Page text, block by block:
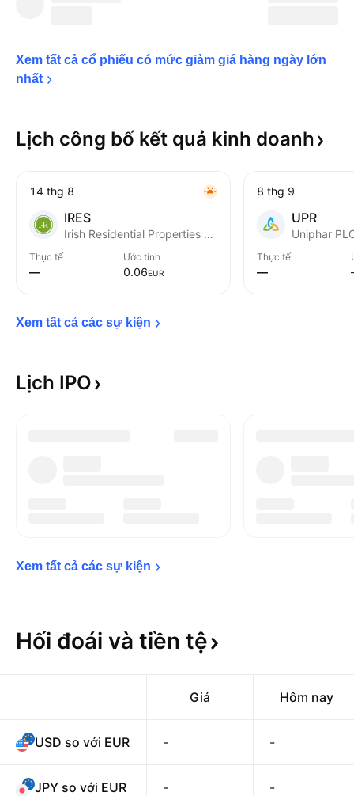
nhất
Lịch công bố kết quả kinh doanh
14 thg 8
IRES
Irish Residential Properties REIT PLC
Thực tế
—
Ước tính
0.06EUR
8 thg 9
UPR
Uniphar
Thực tế
—
Xem tất cả các sự kiện
Lịch IPO
Xem tất cả các sự kiện
Hối đoái và tiền tệ
Giá Hôm nay
USD so với EUR - -
JPY so với EUR - -